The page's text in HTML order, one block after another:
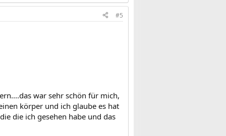
#5
war sehr schön für mich,
körper und ich glaube es hat
die ich gesehen habe und das